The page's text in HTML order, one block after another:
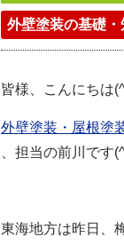
外壁塗装の基礎・
皆様、こんにちは
外壁塗装・屋根塗
、担当の前川です
東海地方は昨日、